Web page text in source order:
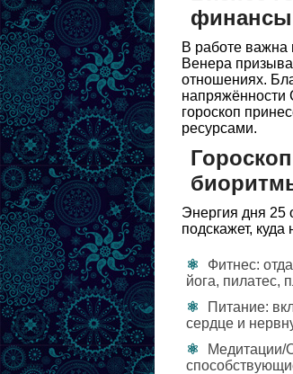
финансы
В работе важна
Венера
отношениях.
напряжённости
гороскоп
ресурсами.
Энергия дня 25
подскажет,
Фитнес:
йога, пилатес,
Питание:
сердце и
Медитации/